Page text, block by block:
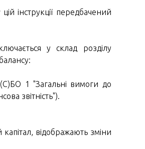
інструкції передбачений
у склад розділу
1 "Загальні вимоги до
звітність").
відображають зміни